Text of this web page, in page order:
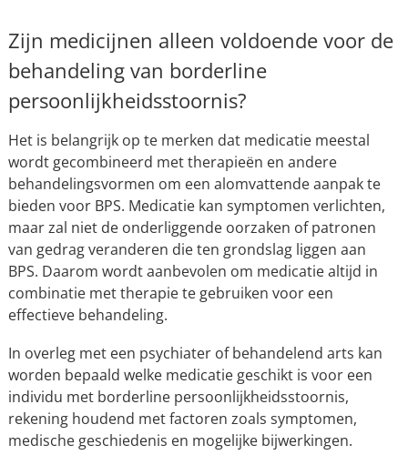
Zijn medicijnen alleen voldoende voor de
behandeling van borderline
persoonlijkheidsstoornis?
Het is belangrijk op te merken dat medicatie meestal
wordt gecombineerd met therapieën en andere
behandelingsvormen om een alomvattende aanpak te
bieden voor BPS. Medicatie kan symptomen verlichten,
maar zal niet de onderliggende oorzaken of patronen
van gedrag veranderen die ten grondslag liggen aan
BPS. Daarom wordt aanbevolen om medicatie altijd in
combinatie met therapie te gebruiken voor een
effectieve behandeling.
In overleg met een psychiater of behandelend arts kan
worden bepaald welke medicatie geschikt is voor een
individu met borderline persoonlijkheidsstoornis,
rekening houdend met factoren zoals symptomen,
medische geschiedenis en mogelijke bijwerkingen.